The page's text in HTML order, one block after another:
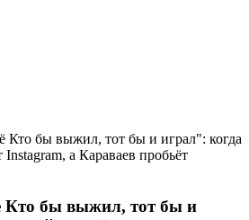
Кто бы выжил, тот бы и играл": когда
Instagram, а Караваев пробьёт
Кто бы выжил, тот бы и